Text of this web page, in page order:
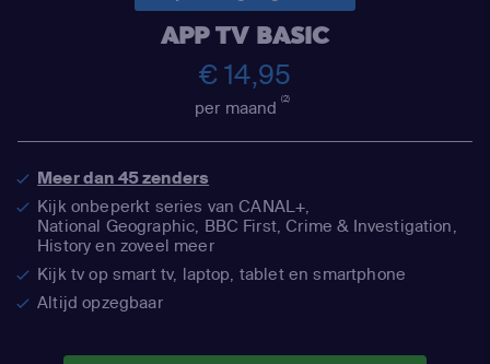
APP TV BASIC
€ 14,95
per maand(2)
Meer dan 45 zenders
Kijk onbeperkt series van CANAL+,
National Geographic, BBC First, Crime & Investigation,
History en zoveel meer
Kijk tv op smart tv, laptop, tablet en smartphone
Altijd opzegbaar